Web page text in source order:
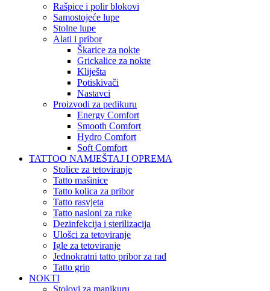
Rašpice i polir blokovi
Samostojeće lupe
Stolne lupe
Alati i pribor
Škarice za nokte
Grickalice za nokte
Kliješta
Potiskivači
Nastavci
Proizvodi za pedikuru
Energy Comfort
Smooth Comfort
Hydro Comfort
Soft Comfort
TATTOO NAMJEŠTAJ I OPREMA
Stolice za tetoviranje
Tatto mašinice
Tatto kolica za pribor
Tatto rasvjeta
Tatto nasloni za ruke
Dezinfekcija i sterilizacija
Ulošci za tetoviranje
Igle za tetoviranje
Jednokratni tatto pribor za rad
Tatto grip
NOKTI
Stolovi za manikuru